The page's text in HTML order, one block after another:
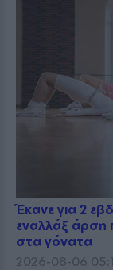
Έκανε για 2
εναλλάξ άρση
στα γόνατα
2026-08-06